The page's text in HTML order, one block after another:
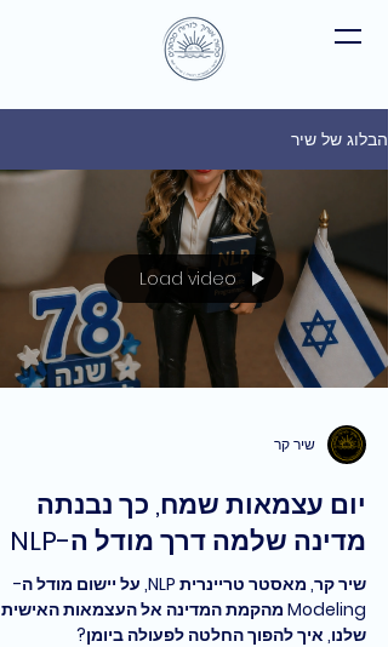
הבלוג של שיר
Load video
שיר קר
יום עצמאות שמח, כך נבנתה
מדינה שלמה דרך מודל ה-NLP
שיר קר, מאסטר טריינרית NLP, על יישום מודל ה-
Modeling מהקמת המדינה אל העצמאות האישית
שלנו, איך להפוך החלטה לפעולה ביומן?